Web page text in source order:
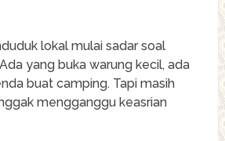
lokal mulai sadar soal
yang buka warung kecil, ada
buat camping. Tapi masih
mengganggu keasrian